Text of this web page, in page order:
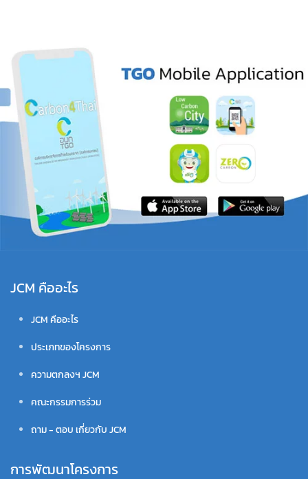
JCM คืออะไร
JCM คืออะไร
ประเภทของโครงการ
ความตกลงฯ JCM
คณะกรรมการร่วม
ถาม - ตอบ เกี่ยวกับ JCM
การพัฒนาโครงการ